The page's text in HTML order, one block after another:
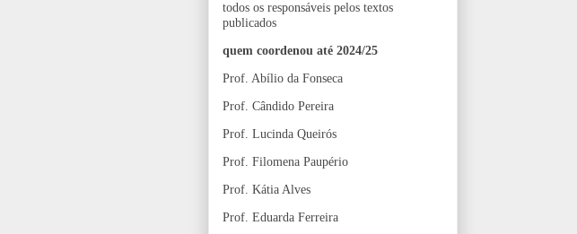
todos os responsáveis pelos textos
publicados
quem coordenou até 2024/25
Prof. Abílio da Fonseca
Prof. Cândido Pereira
Prof. Lucinda Queirós
Prof. Filomena Paupério
Prof. Kátia Alves
Prof. Eduarda Ferreira